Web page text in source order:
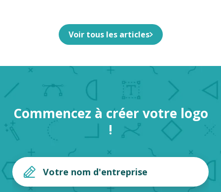
Voir tous les articles
Commencez à créer votre logo
!